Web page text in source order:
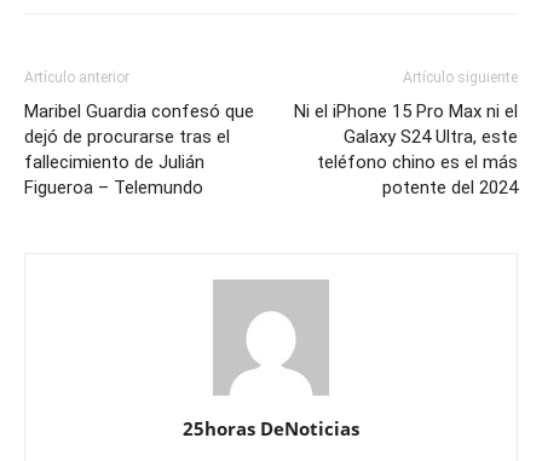
Artículo anterior
Maribel Guardia confesó que
dejó de procurarse tras el
fallecimiento de Julián
Figueroa – Telemundo
Artículo siguiente
Ni el iPhone 15 Pro Max ni el
Galaxy S24 Ultra, este
teléfono chino es el más
potente del 2024
25horas DeNoticias